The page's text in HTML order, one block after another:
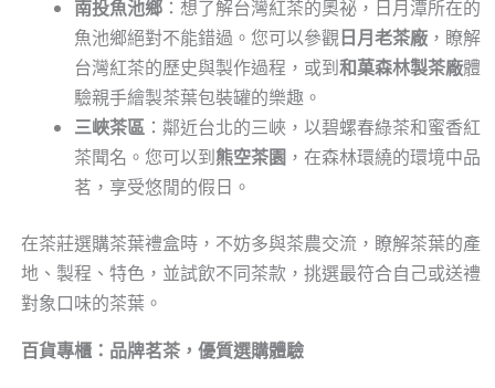
南投魚池鄉：想了解台灣紅茶的奧祕，日月潭所在的
魚池鄉絕對不能錯過。您可以參觀日月老茶廠，瞭解
台灣紅茶的歷史與製作過程，或到和菓森林製茶廠體
驗親手繪製茶葉包裝罐的樂趣。
三峽茶區：鄰近台北的三峽，以碧螺春綠茶和蜜香紅
茶聞名。您可以到熊空茶園 ，在森林環繞的環境中品
茗，享受悠閒的假日。
在茶莊選購茶葉禮盒時，不妨多與茶農交流，瞭解茶葉的產
地、製程、特色，並試飲不同茶款，挑選最符合自己或送禮
對象口味的茶葉。
百貨專櫃：品牌茗茶，優質選購體驗